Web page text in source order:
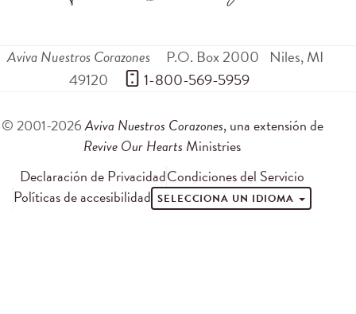
Aviva Nuestros Corazones P.O. Box 2000 Niles,MI
49120
1-800-569-5959
© 2001-2026Aviva Nuestros Corazones, una extensión de
Revive Our Hearts Ministries
Declaración de PrivacidadCondiciones del Servicio
Políticas de accesibilidad SELECCIONA UN IDIOMA